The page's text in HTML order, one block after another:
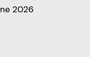
2026